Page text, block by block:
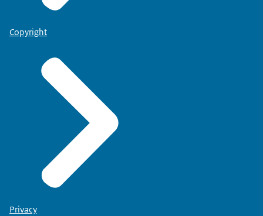
Copyright
Privacy